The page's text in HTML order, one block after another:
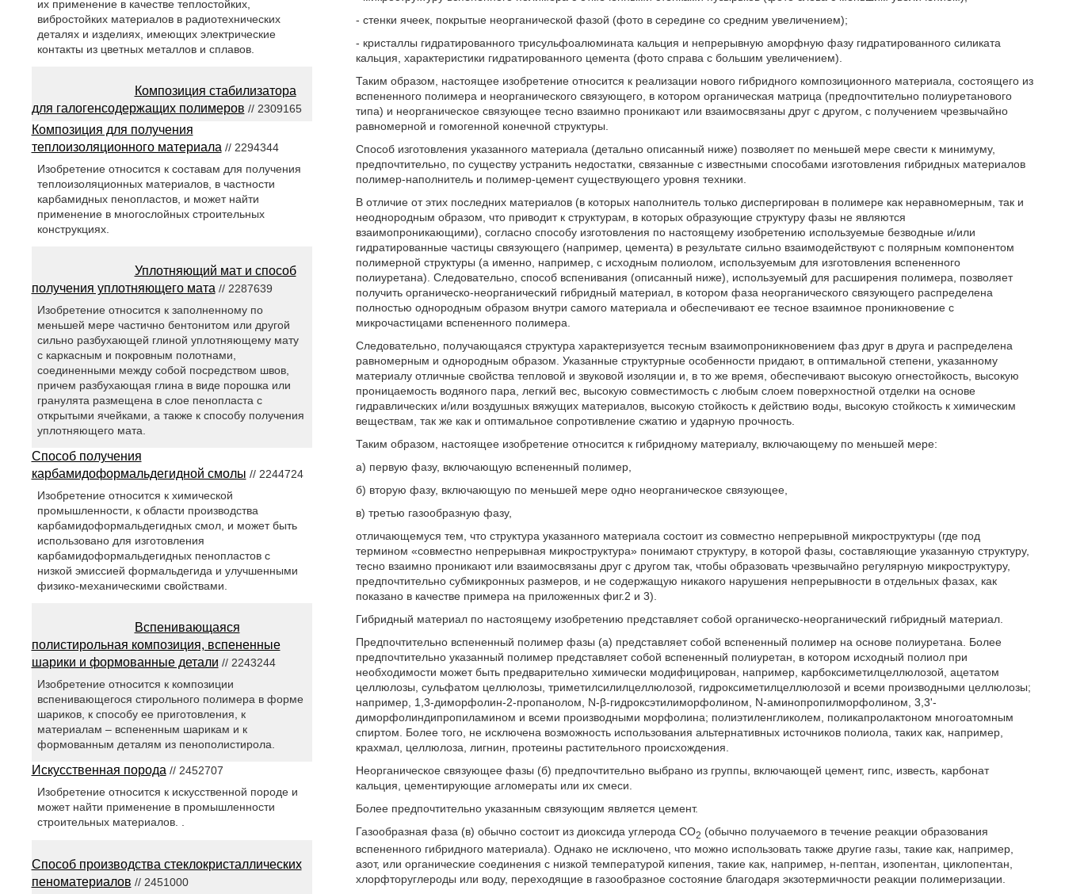
- стенки ячеек, покрытые неорганической фазой (фото в середине со средним увеличением);
- кристаллы гидратированного трисульфоалюмината кальция и непрерывную аморфную фазу гидратированного силиката
кальция, характеристики гидратированного цемента (фото справа с большим увеличением).
Таким образом, настоящее изобретение относится к реализации нового гибридного композиционного материала, состоящего из
вспененного полимера и неорганического связующего, в котором органическая матрица (предпочтительно полиуретанового
типа) и неорганическое связующее тесно взаимно проникают или взаимосвязаны друг с другом, с получением чрезвычайно
равномерной и гомогенной конечной структуры.
Способ изготовления указанного материала (детально описанный ниже) позволяет по меньшей мере свести к минимуму,
предпочтительно, по существу устранить недостатки, связанные с известными способами изготовления гибридных материалов
полимер-наполнитель и полимер-цемент существующего уровня техники.
В отличие от этих последних материалов (в которых наполнитель только диспергирован в полимере как неравномерным, так и
неоднородным образом, что приводит к структурам, в которых образующие структуру фазы не являются
взаимопроникающими), согласно способу изготовления по настоящему изобретению используемые безводные и/или
гидратированные частицы связующего (например, цемента) в результате сильно взаимодействуют с полярным компонентом
полимерной структуры (а именно, например, с исходным полиолом, используемым для изготовления вспененного
полиуретана). Следовательно, способ вспенивания (описанный ниже), используемый для расширения полимера, позволяет
получить органическо-неорганический гибридный материал, в котором фаза неорганического связующего распределена
полностью однородным образом внутри самого материала и обеспечивают ее тесное взаимное проникновение с
микрочастицами вспененного полимера.
Следовательно, получающаяся структура характеризуется тесным взаимопроникновением фаз друг в друга и распределена
равномерным и однородным образом. Указанные структурные особенности придают, в оптимальной степени, указанному
материалу отличные свойства тепловой и звуковой изоляции и, в то же время, обеспечивают высокую огнестойкость, высокую
проницаемость водяного пара, легкий вес, высокую совместимость с любым слоем поверхностной отделки на основе
гидравлических и/или воздушных вяжущих материалов, высокую стойкость к действию воды, высокую стойкость к химическим
веществам, так же как и оптимальное сопротивление сжатию и ударную прочность.
Таким образом, настоящее изобретение относится к гибридному материалу, включающему по меньшей мере:
а) первую фазу, включающую вспененный полимер,
б) вторую фазу, включающую по меньшей мере одно неорганическое связующее,
в) третью газообразную фазу,
отличающемуся тем, что структура указанного материала состоит из совместно непрерывной микроструктуры (где под
термином «совместно непрерывная микроструктура» понимают структуру, в которой фазы, составляющие указанную структуру,
тесно взаимно проникают или взаимосвязаны друг с другом так, чтобы образовать чрезвычайно регулярную микроструктуру,
предпочтительно субмикронных размеров, и не содержащую никакого нарушения непрерывности в отдельных фазах, как
показано в качестве примера на приложенных фиг.2 и 3).
Гибридный материал по настоящему изобретению представляет собой органическо-неорганический гибридный материал.
Предпочтительно вспененный полимер фазы (а) представляет собой вспененный полимер на основе полиуретана. Более
предпочтительно указанный полимер представляет собой вспененный полиуретан, в котором исходный полиол при
необходимости может быть предварительно химически модифицирован, например, карбоксиметилцеллюлозой, ацетатом
целлюлозы, сульфатом целлюлозы, триметилсилилцеллюлозой, гидроксиметилцеллюлозой и всеми производными целлюлозы;
например, 1,3-диморфолин-2-пропанолом, N-β-гидроксэтилиморфолином, N-аминопропилморфолином, 3,3'-
диморфолиндипропиламином и всеми производными морфолина; полиэтиленгликолем, поликапролактоном многоатомным
спиртом. Более того, не исключена возможность использования альтернативных источников полиола, таких как, например,
крахмал, целлюлоза, лигнин, протеины растительного происхождения.
Неорганическое связующее фазы (б) предпочтительно выбрано из группы, включающей цемент, гипс, известь, карбонат
кальция, цементирующие агломераты или их смеси.
Более предпочтительно указанным связующим является цемент.
Газообразная фаза (в) обычно состоит из диоксида углерода СO2 (обычно получаемого в течение реакции образования
вспененного гибридного материала). Однако не исключено, что можно использовать также другие газы, такие как, например,
азот, или органические соединения с низкой температурой кипения, такие как, например, н-пептан, изопентан, циклопентан,
хлорфторуглероды или воду, переходящие в газообразное состояние благодаря экзотермичности реакции полимеризации.
их применение в качестве теплостойких,
вибростойких материалов в радиотехнических
деталях и изделиях, имеющих электрические
контакты из цветных металлов и сплавов.
Композиция стабилизатора
для галогенсодержащих полимеров // 2309165
Композиция для получения
теплоизоляционного материала // 2294344
Изобретение относится к составам для получения
теплоизоляционных материалов, в частности
карбамидных пенопластов, и может найти
применение в многослойных строительных
конструкциях.
Уплотняющий мат и способ
получения уплотняющего мата // 2287639
Изобретение относится к заполненному по
меньшей мере частично бентонитом или другой
сильно разбухающей глиной уплотняющему мату
с каркасным и покровным полотнами,
соединенными между собой посредством швов,
причем разбухающая глина в виде порошка или
гранулята размещена в слое пенопласта с
открытыми ячейками, а также к способу получения
уплотняющего мата.
Способ получения
карбамидоформальдегидной смолы // 2244724
Изобретение относится к химической
промышленности, к области производства
карбамидоформальдегидных смол, и может быть
использовано для изготовления
карбамидоформальдегидных пенопластов с
низкой эмиссией формальдегида и улучшенными
физико-механическими свойствами.
Вспенивающаяся
полистирольная композиция, вспененные
шарики и формованные детали // 2243244
Изобретение относится к композиции
вспенивающегося стирольного полимера в форме
шариков, к способу ее приготовления, к
материалам – вспененным шарикам и к
формованным деталям из пенополистирола.
Искусственная порода// 2452707
Изобретение относится к искусственной породе и
может найти применение в промышленности
строительных материалов. .
Способ производства стеклокристаллических
пеноматериалов // 2451000